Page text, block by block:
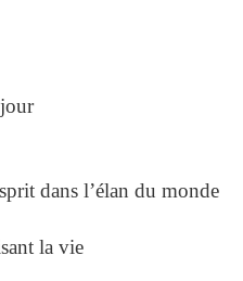
dans l’élan du monde
la vie